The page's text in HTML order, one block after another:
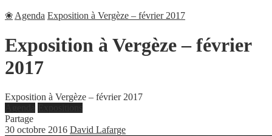
❀ Agenda Exposition à Vergèze – février 2017
Exposition à Vergèze – février
2017
Exposition à Vergèze – février 2017
Partage
30 octobre 2016 David Lafarge